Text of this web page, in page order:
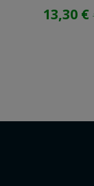
13,30 €